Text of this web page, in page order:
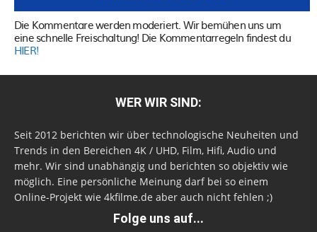
Die Kommentare werden moderiert. Wir bemühen uns um
eine schnelle Freischaltung! Die Kommentarregeln findest du
HIER!
WER WIR SIND:
Seit 2012 berichten wir über technologische Neuheiten und
Trends in den Bereichen 4K / UHD, Film, Hifi, Audio und
mehr. Wir sind unabhängig und berichten so objektiv wie
möglich. Eine persönliche Meinung darf bei so einem
Online-Projekt wie 4kfilme.de aber auch nicht fehlen ;)
Folge uns auf...